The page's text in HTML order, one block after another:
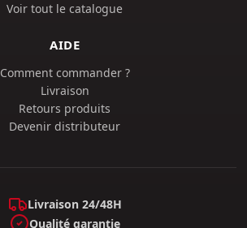
Voir tout le catalogue
AIDE
Comment commander ?
Livraison
Retours produits
Devenir distributeur
Livraison 24/48H
Qualité garantie